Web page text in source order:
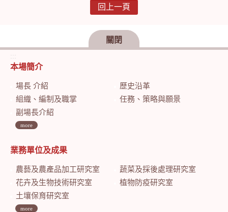
回上一頁
關閉
:::
本場簡介
場長 介紹
歷史沿革
組織、編制及職掌
任務、策略與願景
副場長介紹
more
業務單位及成果
農藝及農產品加工研究室
蔬菜及採後處理研究室
花卉及生物技術研究室
植物防疫研究室
土壤保育研究室
more